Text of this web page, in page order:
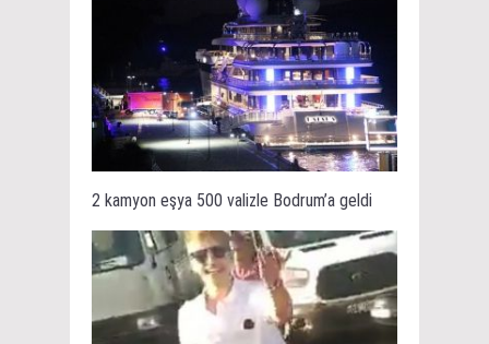
2 kamyon eşya 500 valizle Bodrum’a geldi